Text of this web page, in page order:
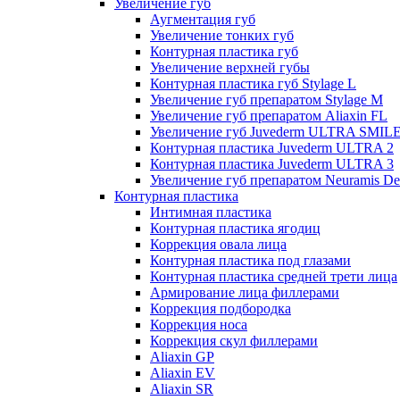
Увеличение губ
Аугментация губ
Увеличение тонких губ
Контурная пластика губ
Увеличение верхней губы
Контурная пластика губ Stylage L
Увеличение губ препаратом Stylage M
Увеличение губ препаратом Aliaxin FL
Увеличение губ Juvederm ULTRA
Контурная пластика Juvederm ULTRA 2
Контурная пластика Juvederm ULTRA 3
Увеличение губ препаратом Neuramis
Контурная пластика
Интимная пластика
Контурная пластика ягодиц
Коррекция овала лица
Контурная пластика под глазами
Контурная пластика средней трети лица
Армирование лица филлерами
Коррекция подбородка
Коррекция носа
Коррекция скул филлерами
Aliaxin GP
Aliaxin EV
Aliaxin SR